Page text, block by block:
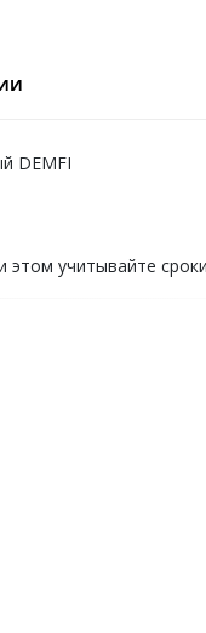
DEMFI
учитывайте